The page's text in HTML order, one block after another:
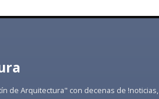
de Arquitectura" con decenas de !noticias,